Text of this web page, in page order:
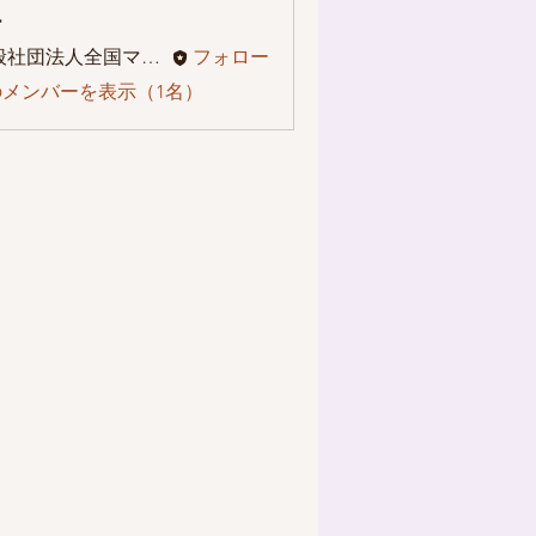
一般社団法人全国マザーズケア協会
フォロー
ンバーを表示（1名）